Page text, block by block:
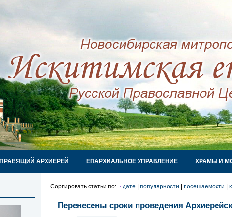
ПРАВЯЩИЙ АРХИЕРЕЙ ЕПАРХИАЛЬНОЕ УПРАВЛЕНИЕ ХРАМЫ И
Сортировать статьи по: дате популярности посещаемости
Перенесены сроки проведения